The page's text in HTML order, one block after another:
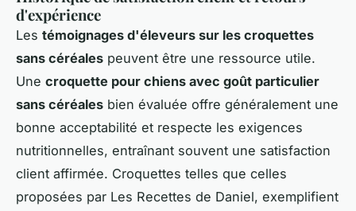
d'expérience
Les témoignages d'éleveurs sur les croquettes
sans céréales peuvent être une ressource utile.
Une croquette pour chiens avec goût particulier
sans céréales bien évaluée offre généralement une
bonne acceptabilité et respecte les exigences
nutritionnelles, entraînant souvent une satisfaction
client affirmée. Croquettes telles que celles
proposées par Les Recettes de Daniel, exemplifient